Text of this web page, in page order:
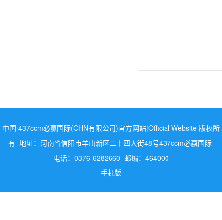
中国·437ccm必赢国际(CHN有限公司)官方网站|Official Website 版权所
有 地址：河南省信阳市羊山新区二十四大街48号437ccm必嬴国际
电话：0376-6282660 邮编：464000
手机版